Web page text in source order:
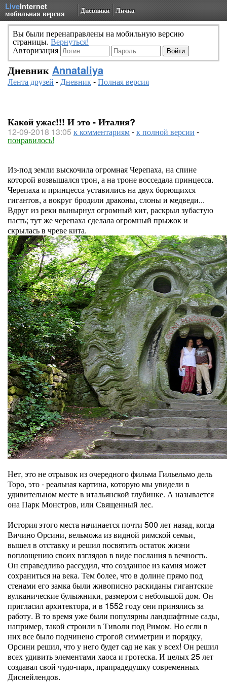
LiveInternet
мобильная версия Дневники Личка
Вы были перенаправлены на мобильную версию
страницы. Вернуться!
Авторизация
Дневник Annataliya
Лента друзей -Дневник-Полная версия
Какой ужас!!! И это - Италия?
12-09-2018 13:05 к комментариям-к полной версии -
понравилось!
Из-под земли выскочила огромная Черепаха, на спине
которой возвышался трон, а на троне восседала принцесса.
Черепаха и принцесса уставились на двух борющихся
гигантов, а вокруг бродили драконы, слоны и медведи...
Вдруг из реки вынырнул огромный кит, раскрыл зубастую
пасть; тут же черепаха сделала огромный прыжок и
скрылась в чреве кита.
Нет, это не отрывок из очередного фильма Гильельмо дель
Торо, это - реальная картина, которую мы увидели в
удивительном месте в итальянской глубинке. А называется
она Парк Монстров, или Священный лес.
История этого места начинается почти 500 лет назад, когда
Вичино Орсини, вельможа из видной римской семьи,
вышел в отставку и решил посвятить остаток жизни
воплощению своих взглядов в виде послания в вечность.
Он справедливо рассудил, что созданное из камня может
сохраниться на века. Тем более, что в долине прямо под
стенами его замка были живописно раскиданы гигантские
вулканические булыжники, размером с небольшой дом. Он
пригласил архитектора, и в 1552 году они принялись за
работу. В то время уже были популярны ландшафтные сады,
например, такой строили в Тиволи под Римом. Но если в
них все было подчинено строгой симметрии и порядку,
Орсини решил, что у него будет сад не как у всех! Он решил
всех удивить элементами хаоса и гротеска. И целых 25 лет
создавал свой чудо-парк, прапрадедушку современных
Диснейлендов.